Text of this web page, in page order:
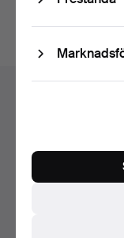
Betalningsalternativ
Vi skickar med